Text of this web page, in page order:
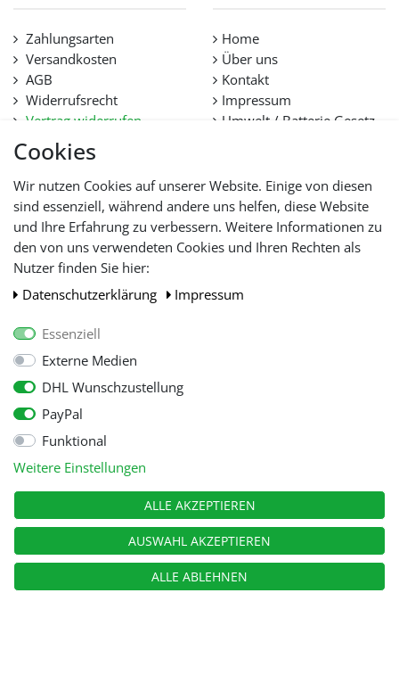
Cookies
Wir nutzen Cookies auf unserer Website. Einige von diesen
sind essenziell, während andere uns helfen, diese Website
und Ihre Erfahrung zu verbessern. Weitere Informationen zu
den von uns verwendeten Cookies und Ihren Rechten als
Nutzer finden Sie hier:
Daten­schutz­erklärung
Impressum
Essenziell
Externe Medien
DHL Wunschzustellung
PayPal
Funktional
Weitere Einstellungen
ALLE AKZEPTIEREN
AUSWAHL AKZEPTIEREN
ALLE ABLEHNEN
Zahlungsarten
Versandkosten
AGB
Widerrufsrecht
Vertrag widerrufen
Datenschutz
Hilfe
Lieferfristen und
Lieferbeschränkung
Home
Über uns
Kontakt
Impressum
Umwelt / Batterie Gesetz
WIR AKZEPTIEREN
© Copyright 2026 Tooltraders GmbH. Alle Rechte vorbehalten